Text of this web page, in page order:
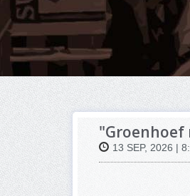
"Groenhoef
13 SEP, 2026 |